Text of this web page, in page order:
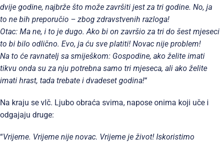
dvije godine, najbrže što može završiti jest za tri godine. No, ja
to ne bih preporučio – zbog zdravstvenih razloga!
Otac: Ma ne, i to je dugo. Ako bi on završio za tri do šest mjeseci
to bi bilo odlično. Evo, ja ću sve platiti! Novac nije problem!
Na to će ravnatelj sa smiješkom: Gospodine, ako želite imati
tikvu onda su za nju potrebna samo tri mjeseca, ali ako želite
imati hrast, tada trebate i dvadeset godina!“
Na kraju se vlč. Ljubo obraća svima, napose onima koji uče i
odgajaju druge:
“Vrijeme. Vrijeme nije novac. Vrijeme je život! Iskoristimo